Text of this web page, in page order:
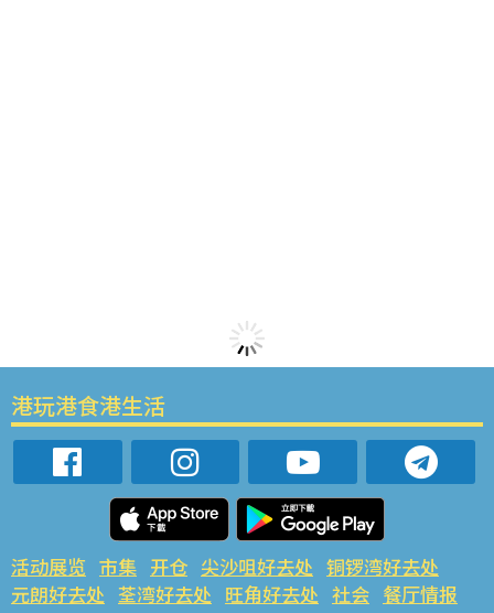
港玩港食港生活
活动展览 市集 开仓 尖沙咀好去处 铜锣湾好去处
元朗好去处 荃湾好去处 旺角好去处 社会 餐厅情报